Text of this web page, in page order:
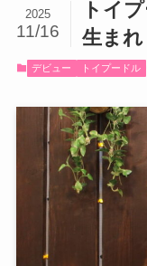
トイ
生ま
2025
11/16
デビュー トイプードル